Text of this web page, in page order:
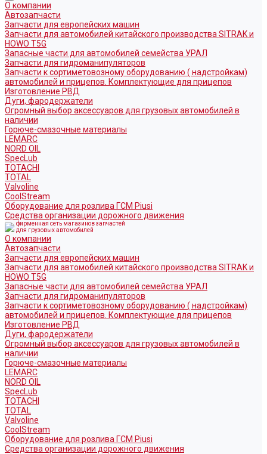
О компании
Автозапчасти
Запчасти для европейских машин
Запчасти для автомобилей китайского производства SITRAK и
HOWO T5G
Запасные части для автомобилей семейства УРАЛ
Запчасти для гидроманипуляторов
Запчасти к сортиметовозному оборудованию ( надстройкам)
автомобилей и прицепов. Комплектующие для прицепов
Изготовление РВД
Дуги, фародержатели
Огромный выбор аксессуаров для грузовых автомобилей в
наличии
Горюче-смазочные материалы
LEMARC
NORD OIL
SpecLub
TOTACHI
TOTAL
Valvoline
CoolStream
Оборудование для розлива ГСМ Piusi
Средства организации дорожного движения
фирменная сеть магазинов запчастей
для грузовых автомобилей
О компании
Автозапчасти
Запчасти для европейских машин
Запчасти для автомобилей китайского производства SITRAK и
HOWO T5G
Запасные части для автомобилей семейства УРАЛ
Запчасти для гидроманипуляторов
Запчасти к сортиметовозному оборудованию ( надстройкам)
автомобилей и прицепов. Комплектующие для прицепов
Изготовление РВД
Дуги, фародержатели
Огромный выбор аксессуаров для грузовых автомобилей в
наличии
Горюче-смазочные материалы
LEMARC
NORD OIL
SpecLub
TOTACHI
TOTAL
Valvoline
CoolStream
Оборудование для розлива ГСМ Piusi
Средства организации дорожного движения